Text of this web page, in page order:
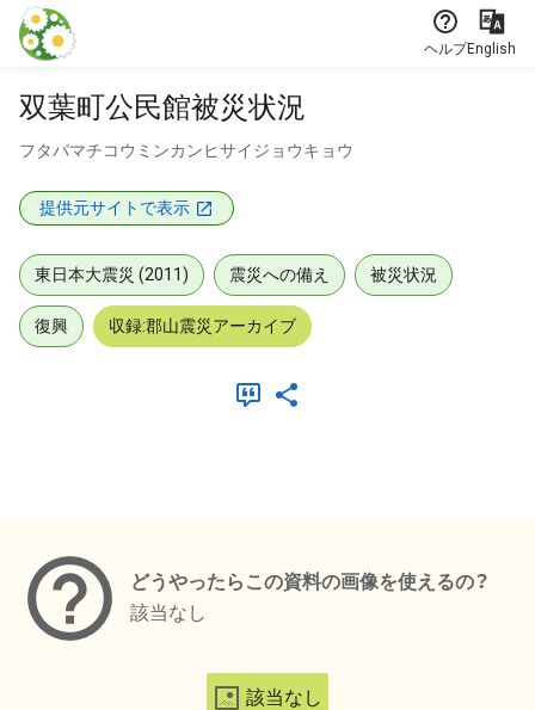
本文に飛ぶ
ヘルプEnglish
双葉町公民館被災状況
フタバマチコウミンカンヒサイジョウキョウ
提供元サイトで表示
東日本大震災 (2011) 震災への備え 被災状況
復興 収録:郡山震災アーカイブ
どうやったらこの資料の画像を使えるの？
該当なし
該当なし